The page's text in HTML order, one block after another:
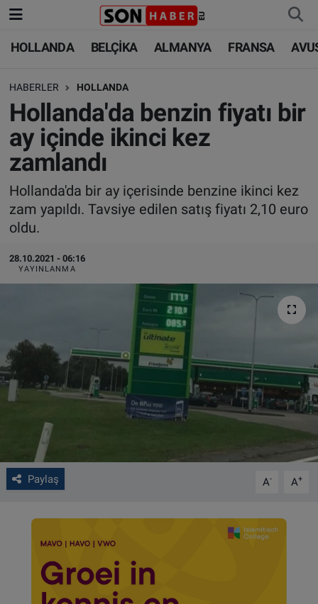
HOLLANDA BELÇİKA ALMANYA FRANSA
HABERLER HOLLANDA
Hollanda'da benzin fiyatı bir
ay içinde ikinci kez
zamlandı
Hollanda'da bir ay içerisinde benzine ikinci kez
zam yapıldı. Tavsiye edilen satış fiyatı 2,10 euro
oldu.
28.10.2021 - 06:16
YAYINLANMA
Paylaş A- A+
HOLLANDA
BELÇİKA
ALMANYA
FRANSA
AVUSTURYA
SAĞLIK - YAŞAM
BİLİM-TEKNOLOJİ
HOLLANDA
BELÇİKA
ALMANYA
TÜRKİYE
DÜNYA
BİLİM-TEKNOLOJİ
SAĞLIK
VIDEO GALERİ
ALGEMENE VOORWAARDEN
Çerez Politikası
Nöbetçi Eczaneler
Hava Durumu
Trafik Durumu
Süper Lig Puan Durumu ve Fikstür
Tüm Manşetler
Son Dakika Haberleri
Haber Arşivi